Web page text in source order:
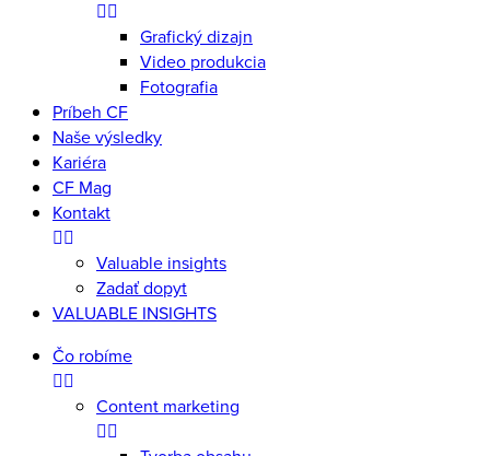
Grafický dizajn
Video produkcia
Fotografia
Príbeh CF
Naše výsledky
Kariéra
CF Mag
Kontakt
Valuable insights
Zadať dopyt
VALUABLE INSIGHTS
Čo robíme
Content marketing